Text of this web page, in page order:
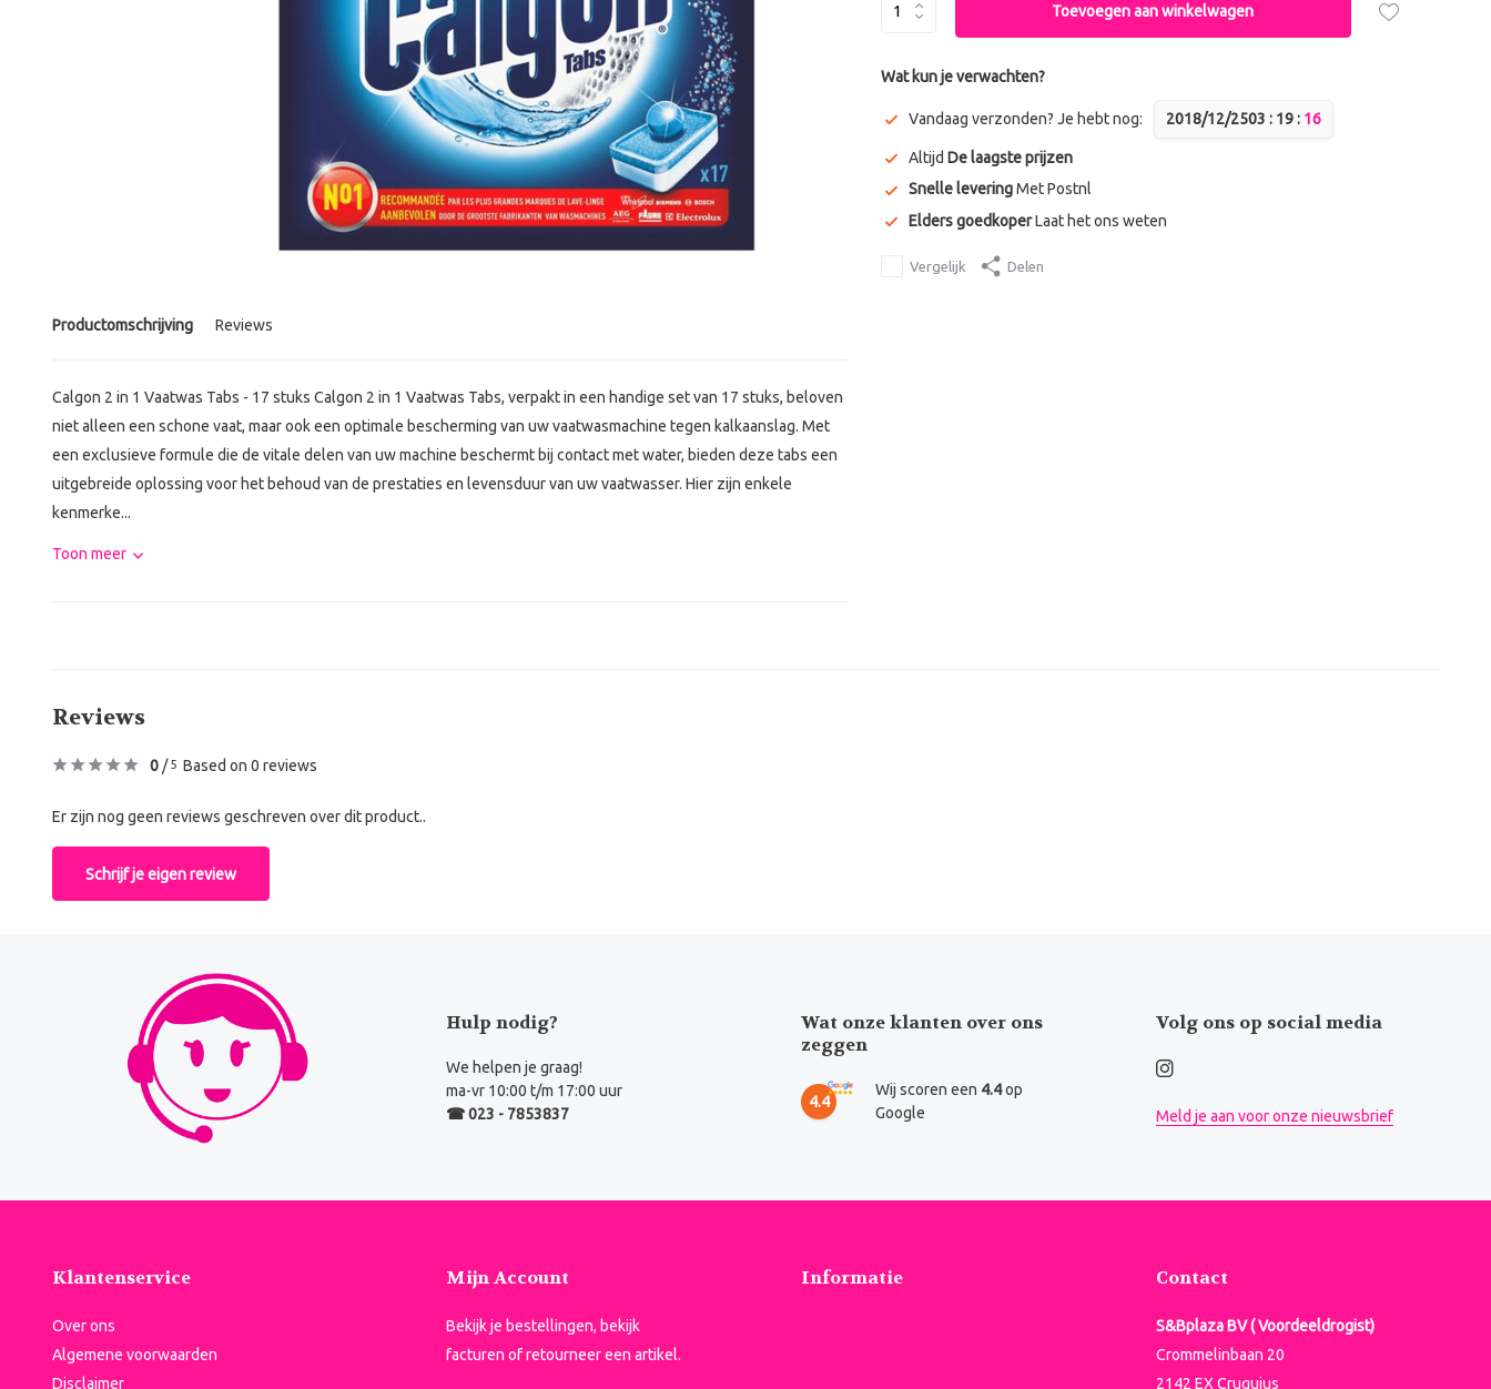
Productomschrijving Reviews
Calgon 2 in 1 Vaatwas Tabs - 17 stuks Calgon 2 in 1 Vaatwas Tabs, verpakt in een handige set van 17 stuks, beloven
niet alleen een schone vaat, maar ook een optimale bescherming van uw vaatwasmachine tegen kalkaanslag. Met
een exclusieve formule die de vitale delen van uw machine beschermt bij contact met water, bieden deze tabs een
uitgebreide oplossing voor het behoud van de prestaties en levensduur van uw vaatwasser. Hier zijn enkele
kenmerke...
Toon meer
Toevoegen aan winkelwagen
Wat kun je verwachten?
Vandaag verzonden? Je hebt nog: 2018/12/2503 : 19: 16
Altijd De laagste prijzen
Snelle leveringMet Postnl
Elders goedkoperLaat het ons weten
Vergelijk Delen
Reviews
0 /5 Based on 0 reviews
Er zijn nog geen reviews geschreven over dit product..
Schrijf je eigen review
Hulp nodig?
We helpen je graag!
ma-vr 10:00 t/m 17:00 uur
☎ 023 - 7853837
Wat onze klanten over ons
zeggen
4.4
Wij scoren een 4.4op
Google
Volg ons op social media
Meld je aan voor onze nieuwsbrief
Klantenservice
Over ons
Algemene voorwaarden
Disclaimer
Mijn Account
Bekijk je bestellingen, bekijk
facturen of retourneer een artikel.
Informatie Contact
S&Bplaza BV ( Voordeeldrogist)
Crommelinbaan 20
2142 EX Cruquius